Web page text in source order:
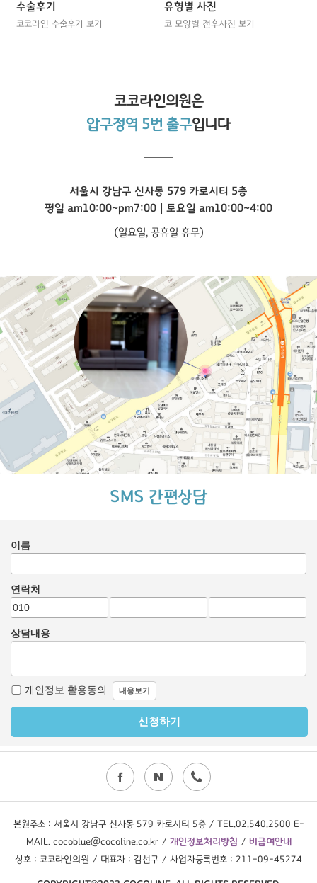
수술후기
코코라인 수술후기 보기
유형별 사진
코 모양별 전후사진 보기
코코라인의원은
압구정역 5번 출구입니다
서울시 강남구 신사동 579 카로시티 5층
평일 am10:00~pm7:00 | 토요일 am10:00~4:00
(일요일, 공휴일 휴무)
SMS 간편상담
본원주소 : 서울시 강남구 신사동 579 카로시티 5층 / TEL.02.540.2500 E-
MAIL. cocoblue@cocoline.co.kr / 개인정보처리방침 / 비급여안내
상호 : 코코라인의원 / 대표자 : 김선구 / 사업자등록번호 : 211-09-45274